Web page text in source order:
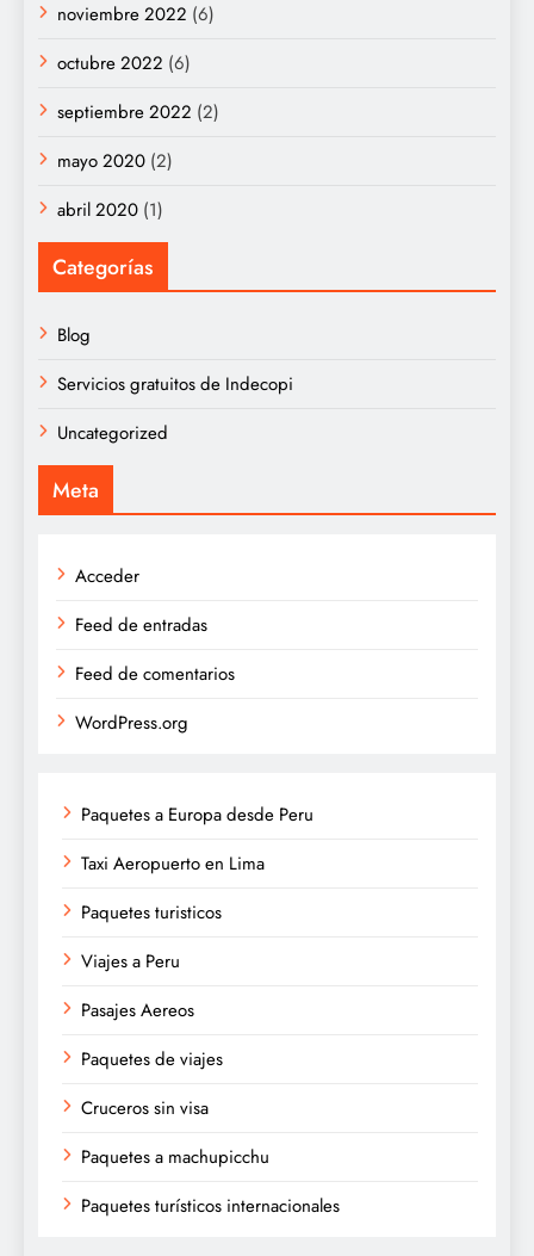
noviembre 2022 (6)
octubre 2022 (6)
septiembre 2022 (2)
mayo 2020 (2)
abril 2020 (1)
Categorías
Blog
Servicios gratuitos de Indecopi
Uncategorized
Meta
Acceder
Feed de entradas
Feed de comentarios
WordPress.org
Paquetes a Europa desde Peru
Taxi Aeropuerto en Lima
Paquetes turisticos
Viajes a Peru
Pasajes Aereos
Paquetes de viajes
Cruceros sin visa
Paquetes a machupicchu
Paquetes turísticos internacionales